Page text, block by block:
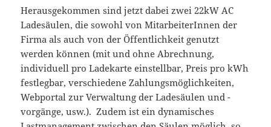
Herausgekommen sind jetzt dabei zwei 22kW AC
Ladesäulen, die sowohl von MitarbeiterInnen der
Firma als auch von der Öffentlichkeit genutzt
werden können (mit und ohne Abrechnung,
individuell pro Ladekarte einstellbar, Preis pro kWh
festlegbar, verschiedene Zahlungsmöglichkeiten,
Webportal zur Verwaltung der Ladesäulen und -
vorgänge, usw.). Zudem ist ein dynamisches